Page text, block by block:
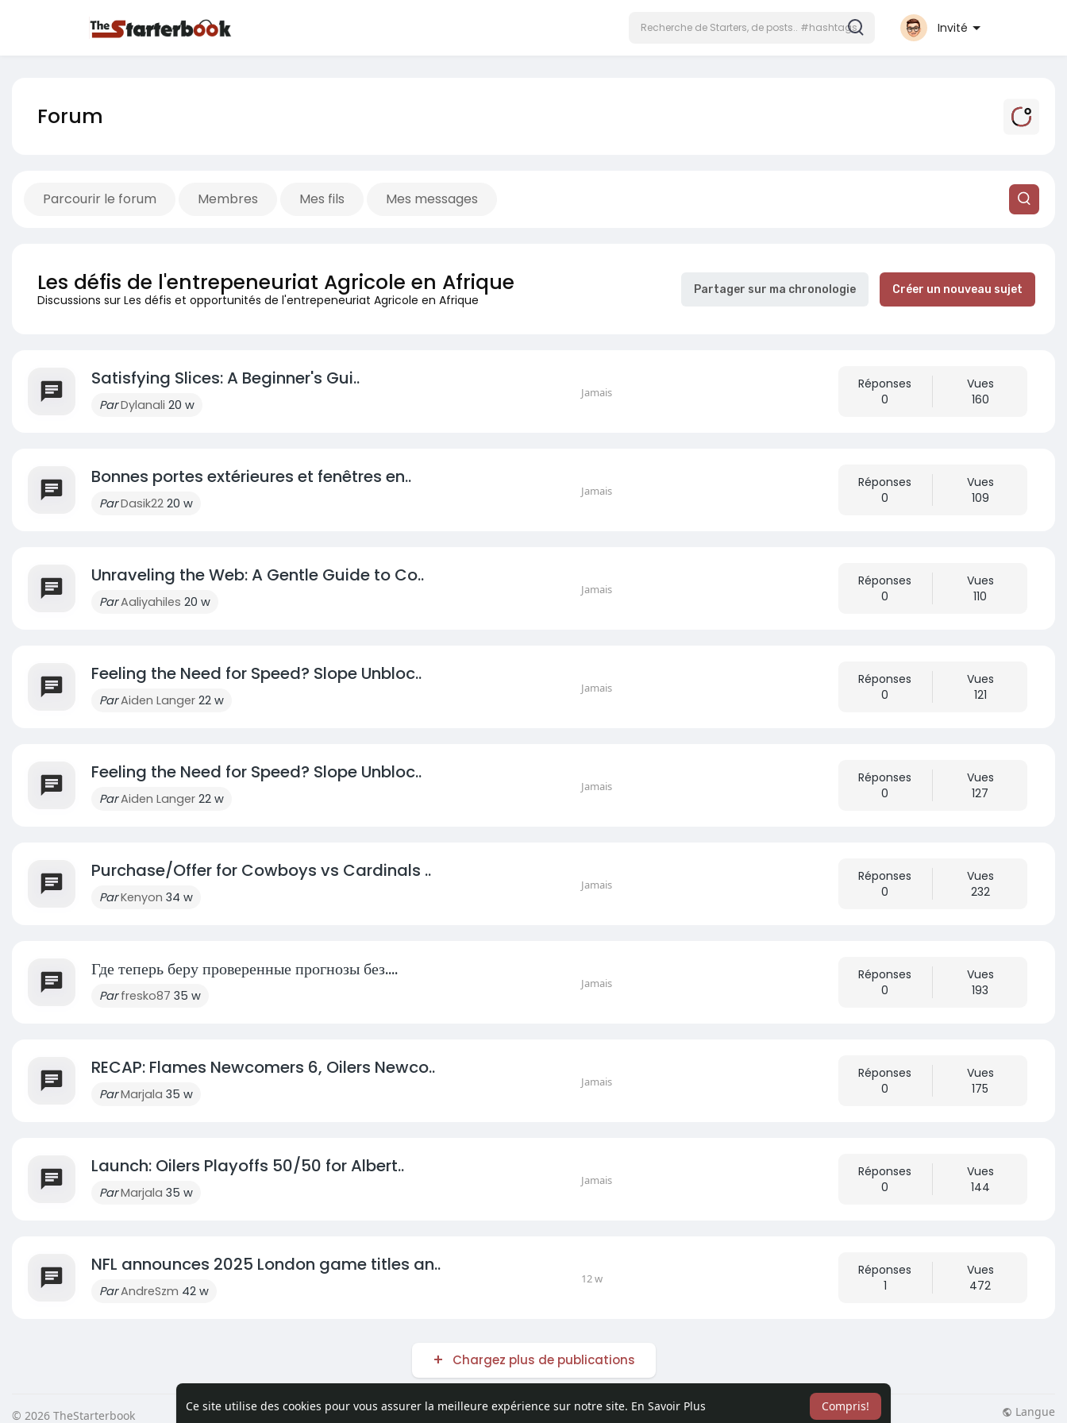
Ce site utilise des cookies pour vous assurer la meilleure expérience sur notre site. En Savoir Plus Compris!
Invité
Forum
Parcourir le forum Membres Mes fils Mes messages
Les défis de l'entrepeneuriat Agricole en Afrique
Discussions sur Les défis et opportunités de l'entrepeneuriat Agricole en Afrique
Partager sur ma chronologie Créer un nouveau sujet
Satisfying Slices: A Beginner's Gui..
Par Dylanali 20 w
Jamais
Réponses
0
Vues
160
Bonnes portes extérieures et fenêtres en..
Par Dasik22 20 w
Jamais
Réponses
0
Vues
109
Unraveling the Web: A Gentle Guide to Co..
Par Aaliyahiles 20 w
Jamais
Réponses
0
Vues
110
Feeling the Need for Speed? Slope Unbloc..
Par Aiden Langer 22 w
Jamais
Réponses
0
Vues
121
Feeling the Need for Speed? Slope Unbloc..
Par Aiden Langer 22 w
Jamais
Réponses
0
Vues
127
Purchase/Offer for Cowboys vs Cardinals ..
Par Kenyon 34 w
Jamais
Réponses
0
Vues
232
Где теперь беру проверенные прогнозы без....
Par fresko87 35 w
Jamais
Réponses
0
Vues
193
RECAP: Flames Newcomers 6, Oilers Newco..
Par Marjala 35 w
Jamais
Réponses
0
Vues
175
Launch: Oilers Playoffs 50/50 for Albert..
Par Marjala 35 w
Jamais
Réponses
0
Vues
144
NFL announces 2025 London game titles an..
Par AndreSzm 42 w
12 w
Réponses
1
Vues
472
Chargez plus de publications
© 2026 TheStarterbook Accueil A propos Contactez nous Politique de confidentialité Conditions d'utilisation Plus Langue